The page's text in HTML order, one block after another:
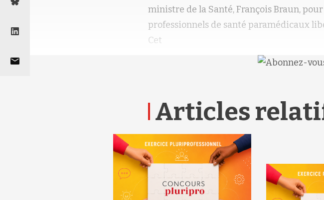
ministre de la Santé, François Braun,
professionnels de santé paramédicaux
Cet
Articles